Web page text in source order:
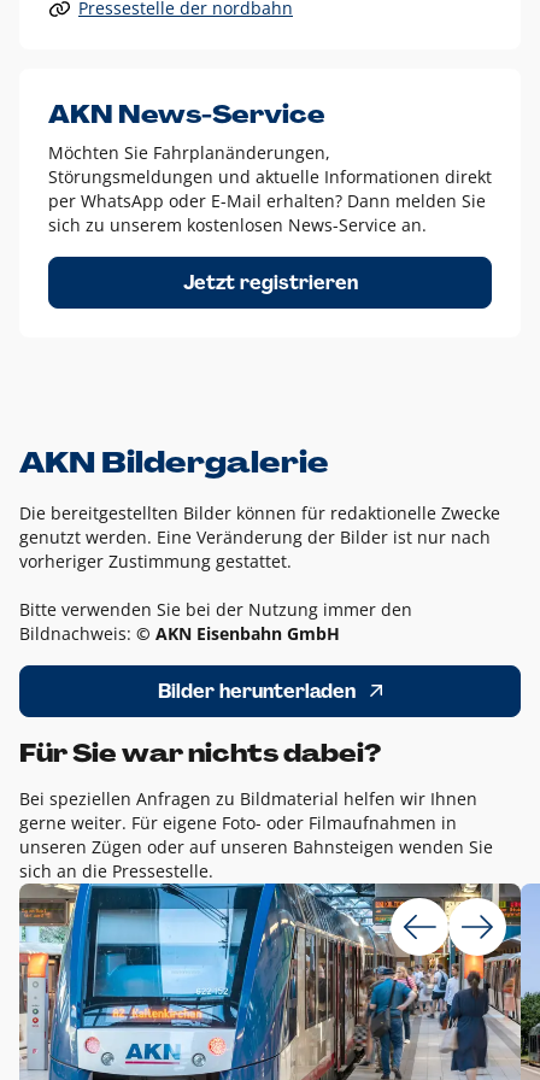
Alle anderen Logo-Varianten dürfen nur in Ausnahmefällen
Diese Ausnahmen sind zum Beispiel:
dem AKN Blau,
weißes Logo auf Fotohintergründen,
schwarzes Logo für reine Schwarz-Weiß-Umsetzungen
Um das Logo herum muss ein Schutzraum von jeweils einer
Höhe bzw. Breite des N aus AKN in alle Richtungen
Pressestelle der nordbahn
AKN News-Service
Möchten Sie Fahrplanänderungen,
Störungsmeldungen und aktuelle Informationen direkt
per WhatsApp oder E-Mail erhalten? Dann melden Sie
sich zu unserem kostenlosen News-Service an.
Jetzt registrieren
AKN Bildergalerie
Die bereitgestellten Bilder können für redaktionelle Zwecke
genutzt werden. Eine Veränderung der Bilder ist nur nach
vorheriger Zustimmung gestattet.
Bitte verwenden Sie bei der Nutzung immer den
Bildnachweis: © AKN Eisenbahn GmbH
Bilder herunterladen
Für Sie war nichts dabei?
Bei speziellen Anfragen zu Bildmaterial helfen wir Ihnen
gerne weiter. Für eigene Foto- oder Filmaufnahmen in
unseren Zügen oder auf unseren Bahnsteigen wenden Sie
sich an die Pressestelle.